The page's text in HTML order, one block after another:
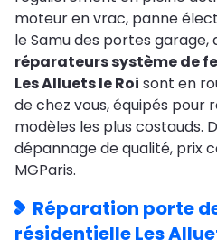
moteur en vrac, panne
le Samu des portes garage,
réparateurs système de
Les Alluets le Roi sont en
de chez vous, équipés pour
modèles les plus costauds.
dépannage de qualité, prix
MGParis.
Réparation porte
résidentielle Les